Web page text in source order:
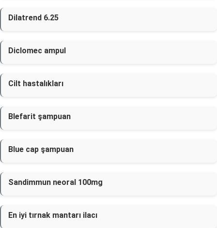
Dilatrend 6.25
Diclomec ampul
Cilt hastalıkları
Blefarit şampuan
Blue cap şampuan
Sandimmun neoral 100mg
En iyi tırnak mantarı ilacı